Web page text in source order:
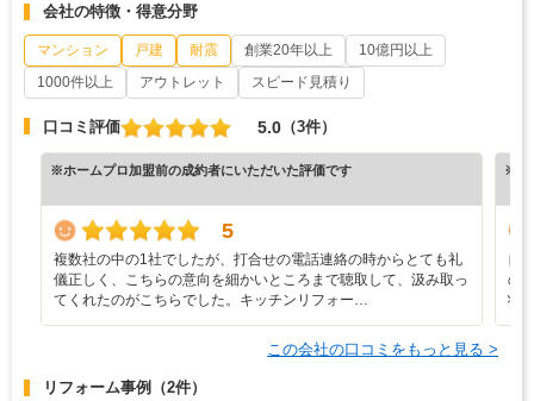
会社の特徴・得意分野
マンション 戸建 耐震 創業20年以上
10億円以上
1000件以上
アウトレット スピード見積り
口コミ評価 5.0 （3件）
※ホームプロ加盟前の成約者にいただいた評価です
5
複数社の中の1社でしたが、打合せの電話連絡の時からとても礼
儀正しく、こちらの意向を細かいところまで聴取して、汲み取っ
てくれたのがこちらでした。キッチンリフォー…
※ホ
自
の
状
この会社の口コミをもっと見る >
リフォーム事例 （2件）